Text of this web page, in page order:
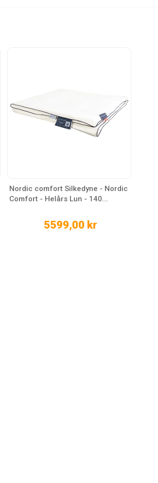
Nordic comfort Silkedyne - Nordic
Comfort - Helårs Lun - 140...
5599,00 kr